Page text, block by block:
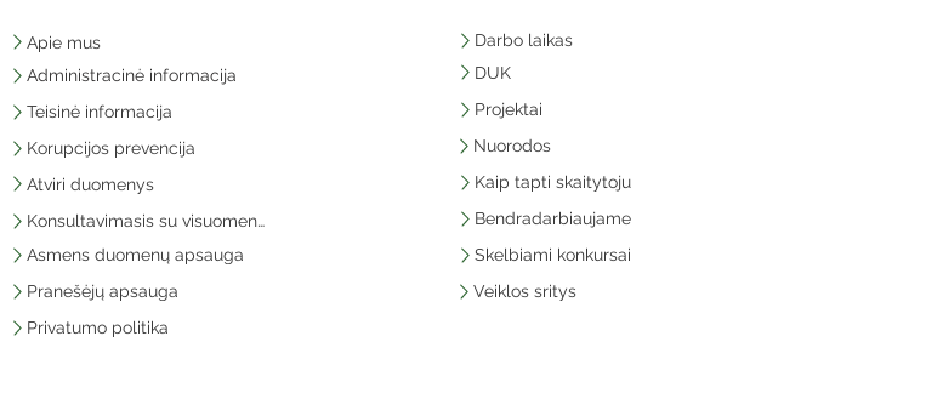
Apie mus
Administracinė informacija
Teisinė informacija
Korupcijos prevencija
Atviri duomenys
Konsultavimasis su visuomene
Asmens duomenų apsauga
Pranešėjų apsauga
Privatumo politika
Darbo laikas
DUK
Projektai
Nuorodos
Kaip tapti skaitytoju
Bendradarbiaujame
Skelbiami konkursai
Veiklos sritys